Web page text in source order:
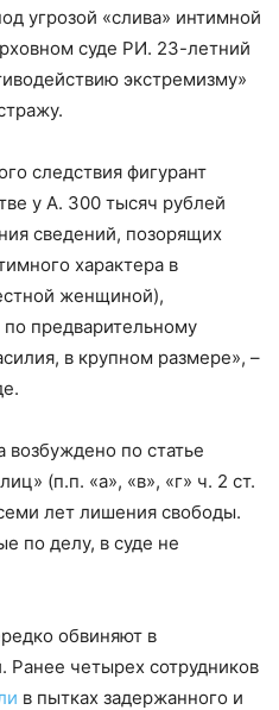
угрозой «слива» интимной
суде РИ. 23-летний
экстремизму»
следствия фигурант
у А. 300 тысяч рублей
сведений, позорящих
характера в
женщиной),
предварительному
в крупном размере», –
по статье
(п.п. «а», «в», «г» ч. 2 ст.
лет лишения свободы.
по делу, в суде не
обвиняют в
четырех сотрудников
в пытках задержанного и